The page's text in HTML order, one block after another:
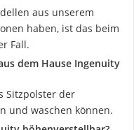
aus unserem
haben, ist das beim
Fall.
dem Hause Ingenuity
Sitzpolster der
und waschen können.